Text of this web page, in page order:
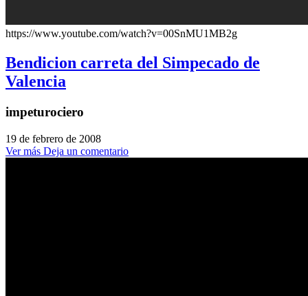
https://www.youtube.com/watch?v=00SnMU1MB2g
Bendicion carreta del Simpecado de
Valencia
impeturociero
19 de febrero de 2008
Ver más Deja un comentario